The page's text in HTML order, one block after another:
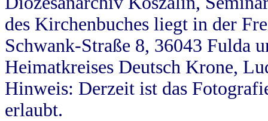
des Kirchenbuches liegt in der
Schwank-Straße 8, 36043 Fulda
Heimatkreises Deutsch Krone,
Hinweis: Derzeit ist das
erlaubt.